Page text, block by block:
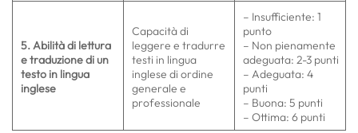
5. Abilità di lettura
e traduzione di un
testo in lingua
inglese
Capacità di
leggere e tradurre
testi in lingua
inglese di ordine
generale e
professionale
– Insufficiente: 1
punto
– Non pienamente
adeguata: 2-3 punti
– Adeguata: 4
punti
– Buona: 5 punti
– Ottima: 6 punti